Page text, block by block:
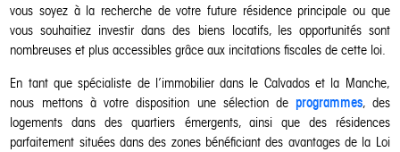
vous soyez à la recherche de votre future résidence principale ou que
vous souhaitiez investir dans des biens locatifs, les opportunités sont
nombreuses et plus accessibles grâce aux incitations fiscales de cette loi.
En tant que spécialiste de l’immobilier dans le Calvados et la Manche,
nous mettons à votre disposition une sélection de programmes, des
logements dans des quartiers émergents, ainsi que des résidences
parfaitement situées dans des zones bénéficiant des avantages de la Loi